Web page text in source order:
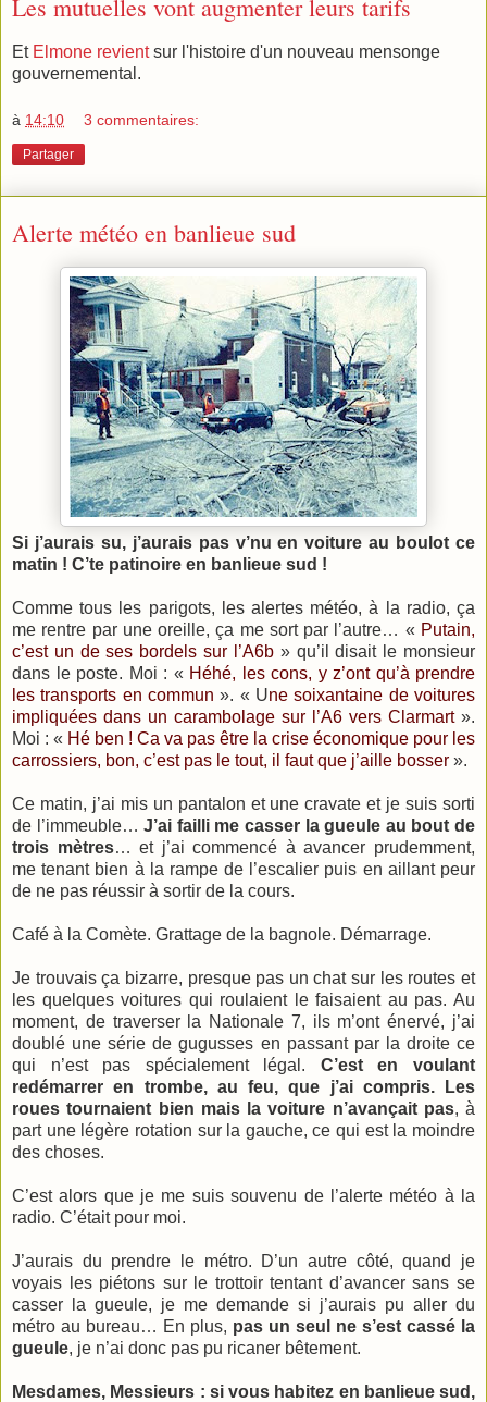
Les mutuelles vont augmenter leurs tarifs
Et Elmone revientsur l'histoire d'un nouveau mensonge
gouvernemental.
à 14:10 3 commentaires:
Partager
Alerte météo en banlieue sud
Si j’aurais su, j’aurais pas v’nu en voiture au boulot ce
matin ! C’te patinoire en banlieue sud !
Comme tous les parigots, les alertes météo, à la radio, ça
me rentre par une oreille, ça me sort par l’autre… « Putain,
c’est un de ses bordels sur l’A6b» qu’il disait le monsieur
dans le poste. Moi : « Héhé, les cons, y z’ont qu’à prendre
les transports en commun ». « Une soixantaine de voitures
impliquées dans un carambolage sur l’A6 vers Clarmart».
Moi : « Hé ben ! Ca va pas être la crise économique pour les
carrossiers, bon, c’est pas le tout, il faut que j’aille bosser ».
Ce matin, j’ai mis un pantalon et une cravate et je suis sorti
de l’immeuble… J’ai failli me casser la gueule au bout de
trois mètres… et j’ai commencé à avancer prudemment,
me tenant bien à la rampe de l’escalier puis en aillant peur
de ne pas réussir à sortir de la cours.
Café à la Comète. Grattage de la bagnole. Démarrage.
Je trouvais ça bizarre, presque pas un chat sur les routes et
les quelques voitures qui roulaient le faisaient au pas. Au
moment, de traverser la Nationale 7, ils m’ont énervé, j’ai
doublé une série de gugusses en passant par la droite ce
qui n’est pas spécialement légal. C’est en voulant
redémarrer en trombe, au feu, que j’ai compris. Les
roues tournaient bien mais la voiture n’avançait pas, à
part une légère rotation sur la gauche, ce qui est la moindre
des choses.
C’est alors que je me suis souvenu de l’alerte météo à la
radio. C’était pour moi.
J’aurais du prendre le métro. D’un autre côté, quand je
voyais les piétons sur le trottoir tentant d’avancer sans se
casser la gueule, je me demande si j’aurais pu aller du
métro au bureau… En plus, pas un seul ne s’est cassé la
gueule, je n’ai donc pas pu ricaner bêtement.
Mesdames, Messieurs : si vous habitez en banlieue sud,